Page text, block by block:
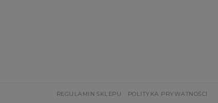
REGULAMIN SKLEPU POLITYKA PRYWATNOŚCI